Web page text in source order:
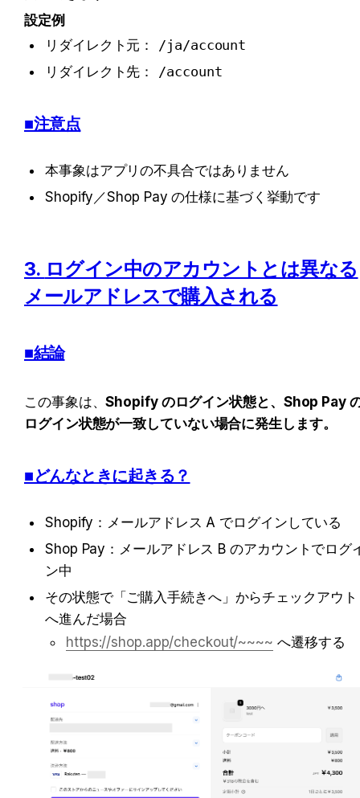
設定例
リダイレクト元：
/ja/account
リダイレクト先：
/account
■注意点
本事象はアプリの不具合ではありません
Shopify／Shop Pay の仕様に基づく挙動です
3. ログイン中のアカウントとは異なる
メールアドレスで購入される
■結論
この事象は、Shopify のログイン状態と、Shop Pay
ログイン状態が一致していない場合に発生します。
■どんなときに起きる？
Shopify：メールアドレス A でログインしている
Shop Pay：メールアドレス B のアカウントでログ
ン中
その状態で「ご購入手続きへ」からチェックアウト
へ進んだ場合
https://shop.app/checkout/~~~~ へ遷移する